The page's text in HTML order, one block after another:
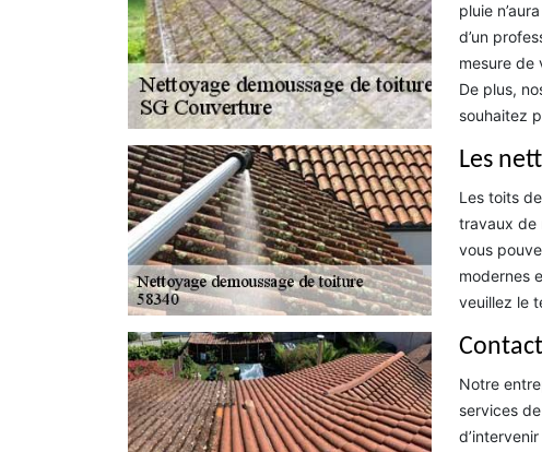
pluie
d’un
mesure de
De plus,
souhaitez
Les
Les toits
travaux de
vous
modernes
veuillez le
Notre
services